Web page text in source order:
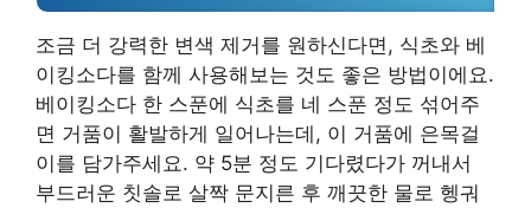
조금 더 강력한 변색 제거를 원하신다면, 식초와 베
이킹소다를 함께 사용해보는 것도 좋은 방법이에요.
베이킹소다 한 스푼에 식초를 네 스푼 정도 섞어주
면 거품이 활발하게 일어나는데, 이 거품에 은목걸
이를 담가주세요. 약 5분 정도 기다렸다가 꺼내서
부드러운 칫솔로 살짝 문지른 후 깨끗한 물로 헹궈